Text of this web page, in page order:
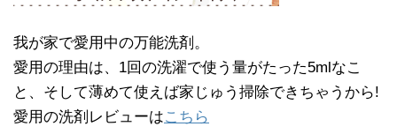
我が家で愛用中の万能洗剤。
愛用の理由は、1回の洗濯で使う量がたった5mlなこ
と、そして薄めて使えば家じゅう掃除できちゃうから!
愛用の洗剤レビューはこちら